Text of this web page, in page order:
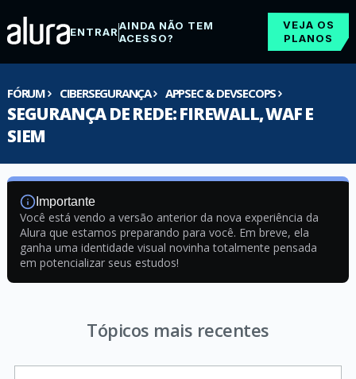
ENTRARAINDA NÃO TEM
ACESSO?
VEJA OS
PLANOS
FÓRUM CIBERSEGURANÇA APPSEC & DEVSECOPS
SEGURANÇA DE REDE: FIREWALL, WAF E
SIEM
Importante
Você está vendo a versão anterior da nova experiência da
Alura que estamos preparando para você. Em breve, ela
ganha uma identidade visual novinha totalmente pensada
em potencializar seus estudos!
Tópicos mais recentes